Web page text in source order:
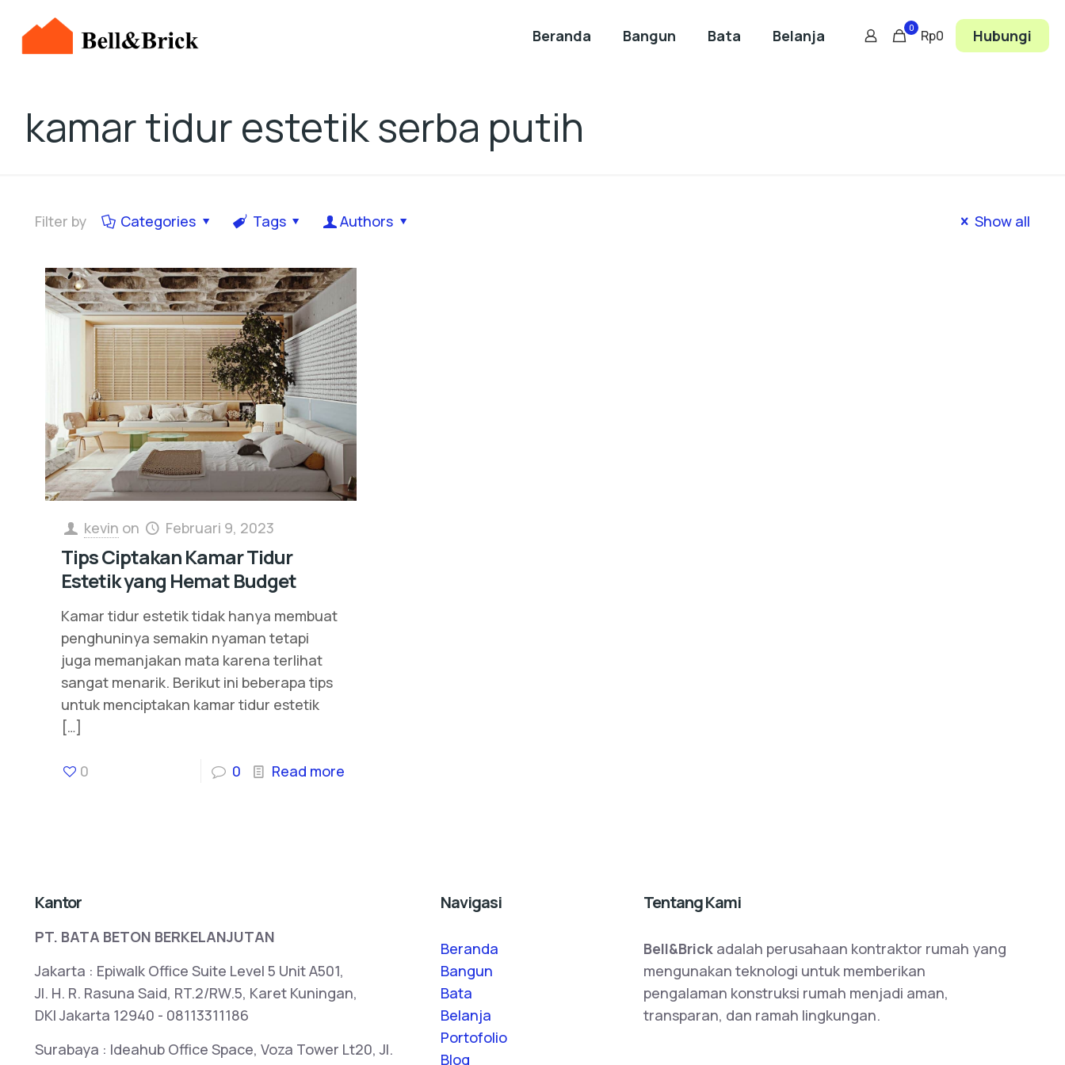
Beranda Bangun Bata Belanja 0 Rp0 Hubungi
kamar tidur estetik serba putih
Filter by Categories Tags Authors Show all
kevin on Februari 9, 2023
Tips Ciptakan Kamar Tidur
Estetik yang Hemat Budget
Kamar tidur estetik tidak hanya membuat
penghuninya semakin nyaman tetapi
juga memanjakan mata karena terlihat
sangat menarik. Berikut ini beberapa tips
untuk menciptakan kamar tidur estetik
[…]
0 0 Read more
Kantor
PT. BATA BETON BERKELANJUTAN
Jakarta : Epiwalk Office Suite Level 5 Unit A501,
Jl. H. R. Rasuna Said, RT.2/RW.5, Karet Kuningan,
DKI Jakarta 12940 - 08113311186
Surabaya : Ideahub Office Space, Voza Tower Lt20, Jl.
Navigasi
Beranda
Bangun
Bata
Belanja
Portofolio
Blog
Tentang Kami
Bell&Brick adalah perusahaan kontraktor rumah yang
mengunakan teknologi untuk memberikan
pengalaman konstruksi rumah menjadi aman,
transparan, dan ramah lingkungan.